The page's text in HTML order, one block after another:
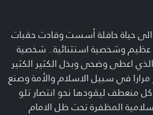
الى حياة حافلة أسست وقادت حقبات
عظيم وشخصية استثنائية.. شخصية
اعطى وضحى وبذل الكثير الكثير
مرارا في سبيل الاسلام والأمة وصنع
كل منعطف ليقودها نحو انتصار تلو
المظفرة تحت ظل الامام